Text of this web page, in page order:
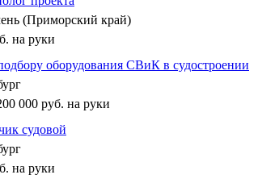
(Приморский край)
на руки
оборудования СВиК в судостроении
000 руб. на руки
судовой
на руки